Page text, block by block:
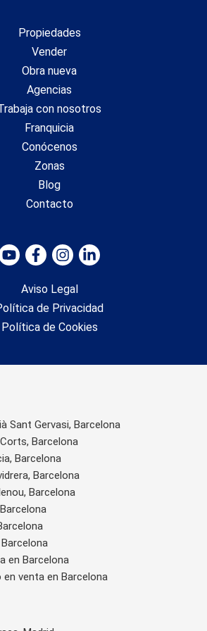
Propiedades
Vender
Obra nueva
Agencias
con nosotros
Franquicia
Conócenos
Zonas
Blog
Contacto
Aviso Legal
de Privacidad
Política de Cookies
Sant Gervasi, Barcelona
Barcelona
Barcelona
Barcelona
Barcelona
en Barcelona
en venta en Barcelona